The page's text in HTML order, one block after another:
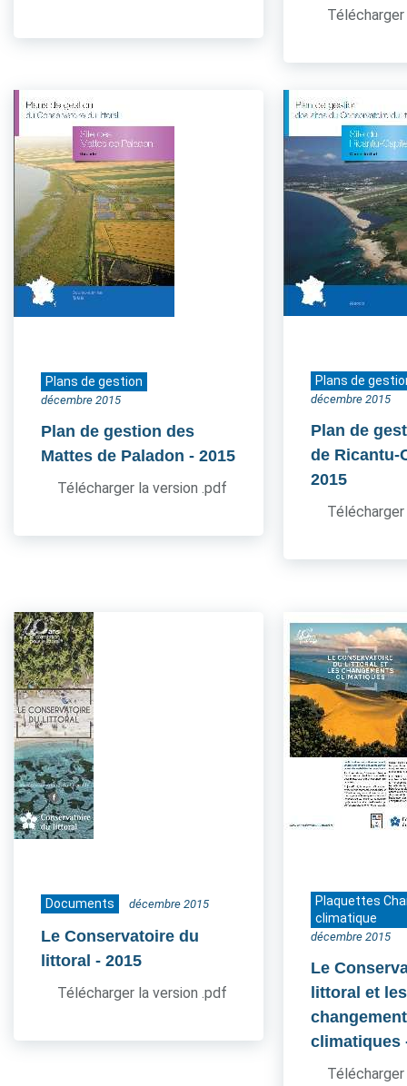
Plans de gestion
décembre 2015
Plan de gestion des
Mattes de Paladon - 2015
Télécharger la version .pdf
Plans de
décembre 2015
Plan de
de Ricantu-
2015
Documents décembre 2015
Le Conservatoire du
littoral - 2015
Télécharger la version .pdf
Plaquettes
climatique
décembre 2015
Le
littoral et les
climatiques